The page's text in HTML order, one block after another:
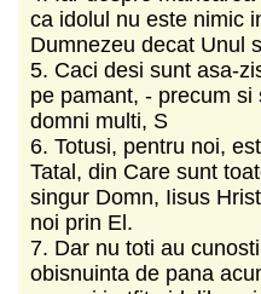
ca idolul nu este nimic
Dumnezeu decat Unul
5. Caci desi sunt asa-
pe pamant, - precum
domni multi, S
6. Totusi, pentru noi,
Tatal, din Care sunt
singur Domn, Iisus
noi prin El.
7. Dar nu toti au
obisnuinta de pana